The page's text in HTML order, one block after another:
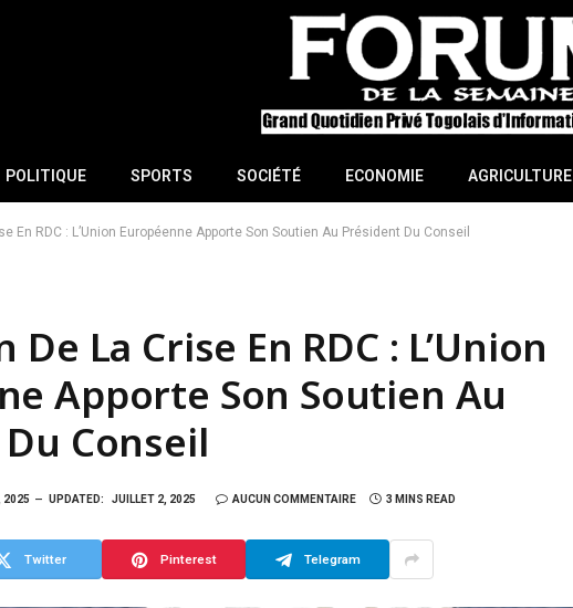
POLITIQUE SPORTS SOCIÉTÉ ECONOMIE AGRICULTURE
En RDC : L’Union Européenne Apporte Son Soutien Au Président Du Conseil
La Crise En RDC : L’Union
Apporte Son Soutien Au
Conseil
2025 UPDATED: JUILLET 2, 2025 AUCUN COMMENTAIRE 3 MINS READ
Twitter Pinterest Telegram